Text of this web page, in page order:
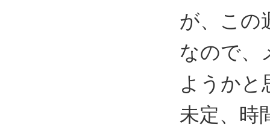
が、この
なので、
ようかと
未定、時